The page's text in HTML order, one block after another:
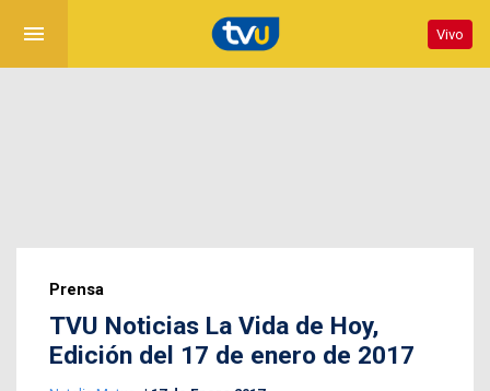
menu Vivo
Prensa
TVU Noticias La Vida de Hoy,
Edición del 17 de enero de 2017